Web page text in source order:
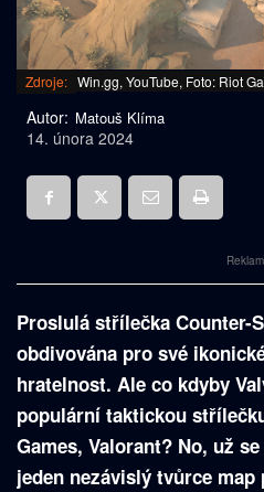
Zdroje: Win.gg, YouTube, Foto: Riot
Autor: Matouš Klíma
14. února 2024
Proslulá střílečka Counter-
obdivována pro své
hratelnost. Ale co kdyby
populární taktickou
Games, Valorant? No, už
jeden nezávislý tvůrce